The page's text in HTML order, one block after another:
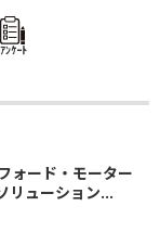
ｱﾝｹｰﾄ
ォード・モーター
リューション...